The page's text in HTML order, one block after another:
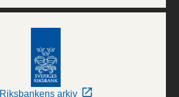
Riksbankens arkiv